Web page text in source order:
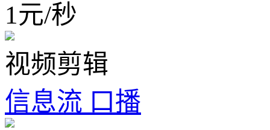
1元/秒
视频剪辑
信息流 口播